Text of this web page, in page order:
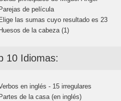
de película
las sumas cuyo resultado es 23
de la cabeza (1)
10 Idiomas:
en inglés - 15 irregulares
de la casa (en inglés)